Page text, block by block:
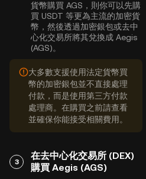
貨幣購買 AGS，則你可以先購
買 USDT 等更為主流的加密貨
幣，然後透過加密銀包或去中
心化交易所將其兌換成 Aegis
(AGS)。
大多數支援使用法定貨幣買
幣的加密銀包並不直接處理
付款，而是使用第三方付款
處理商。在購買之前請查看
並確保你能接受相關費用。
3
在去中心化交易所 (DEX)
購買 Aegis (AGS)